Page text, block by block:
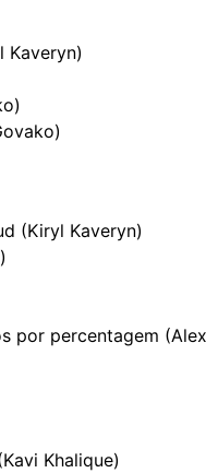
Kaveryn)
(Kiryl Kaveryn)
por percentagem
Khalique)